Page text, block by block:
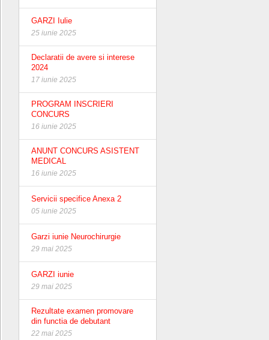
GARZI Iulie
25 iunie 2025
Declaratii de avere si interese
2024
17 iunie 2025
PROGRAM INSCRIERI
CONCURS
16 iunie 2025
ANUNT CONCURS ASISTENT
MEDICAL
16 iunie 2025
Servicii specifice Anexa 2
05 iunie 2025
Garzi iunie Neurochirurgie
29 mai 2025
GARZI iunie
29 mai 2025
Rezultate examen promovare
din functia de debutant
22 mai 2025